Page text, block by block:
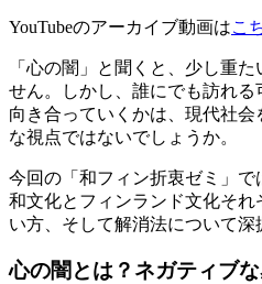
YouTubeのアーカイブ動画はこ
「心の闇」と聞くと、少し重
せん。しかし、誰にでも訪れる
向き合っていくかは、現代社
な視点ではないでしょうか。
今回の「和フィン折衷ゼミ」で
和文化とフィンランド文化そ
い方、そして解消法について深
心の闇とは？ネガティブ